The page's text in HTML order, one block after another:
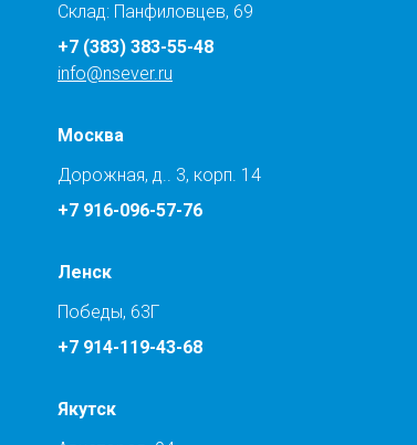
Склад: Панфиловцев, 69
+7 (383) 383-55-48
info@nsever.ru
Москва
Дорожная, д.. 3, корп. 14
+7 916-096-57-76
Ленск
Победы, 63Г
+7 914-119-43-68
Якутск